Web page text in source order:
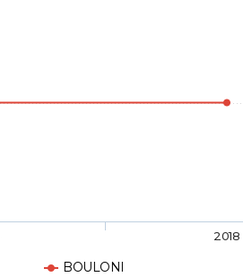
BOULONI
2018